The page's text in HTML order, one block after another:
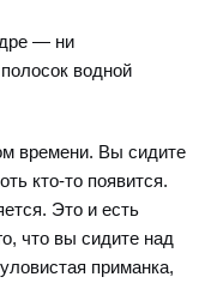
— ни
водной
времени. Вы сидите
кто-то появится.
Это и есть
что вы сидите над
приманка,